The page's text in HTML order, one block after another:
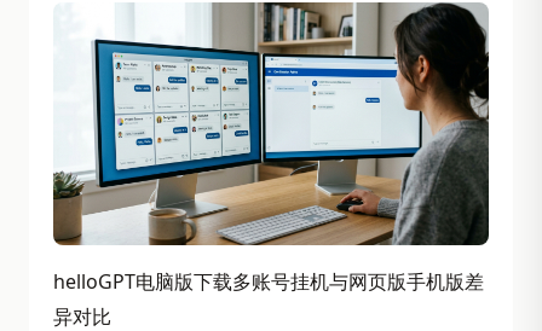
helloGPT电脑版下载多账号挂机与网页版手机版差
异对比